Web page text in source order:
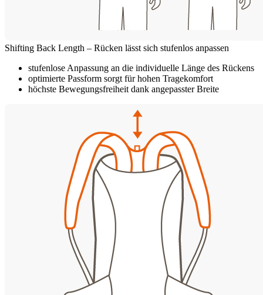
Shifting Back Length – Rücken lässt sich stufenlos anpassen
stufenlose Anpassung an die individuelle Länge des Rückens
optimierte Passform sorgt für hohen Tragekomfort
höchste Bewegungsfreiheit dank angepasster Breite